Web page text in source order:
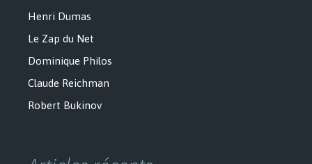
Henri Dumas
Le Zap du Net
Dominique Philos
Claude Reichman
Robert Bukinov